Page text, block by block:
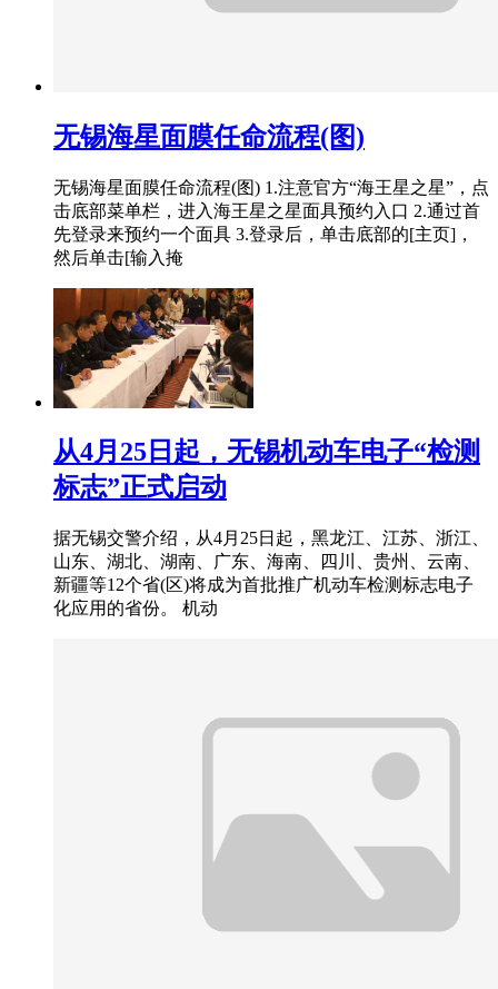
无锡海星面膜任命流程(图)
无锡海星面膜任命流程(图) 1.注意官方“海王星之星”，点
击底部菜单栏，进入海王星之星面具预约入口 2.通过首
先登录来预约一个面具 3.登录后，单击底部的[主页]，
然后单击[输入掩
从4月25日起，无锡机动车电子“检测
标志”正式启动
据无锡交警介绍，从4月25日起，黑龙江、江苏、浙江、
山东、湖北、湖南、广东、海南、四川、贵州、云南、
新疆等12个省(区)将成为首批推广机动车检测标志电子
化应用的省份。 机动